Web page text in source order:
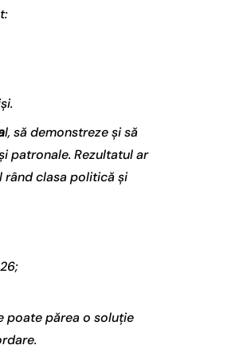
l, să demonstreze și să
patronale. Rezultatul ar
rând clasa politică și
poate părea o soluție